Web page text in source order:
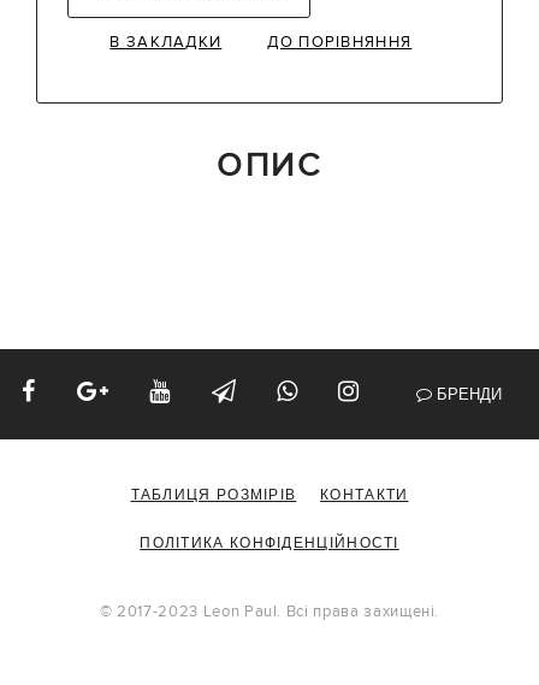
В ЗАКЛАДКИ ДО ПОРІВНЯННЯ
ОПИС
БРЕНДИ
ТАБЛИЦЯ РОЗМІРІВ КОНТАКТИ
ПОЛІТИКА КОНФІДЕНЦІЙНОСТІ
© 2017-2023 Leon Paul. Всі права захищені.